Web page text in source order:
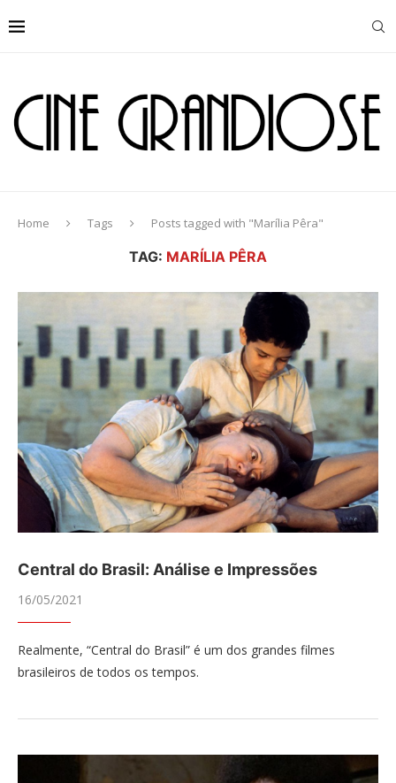
Home Tags Posts tagged with "Marília Pêra"
TAG: MARÍLIA PÊRA
Central do Brasil: Análise e Impressões
16/05/2021
Realmente, “Central do Brasil” é um dos grandes filmes
brasileiros de todos os tempos.